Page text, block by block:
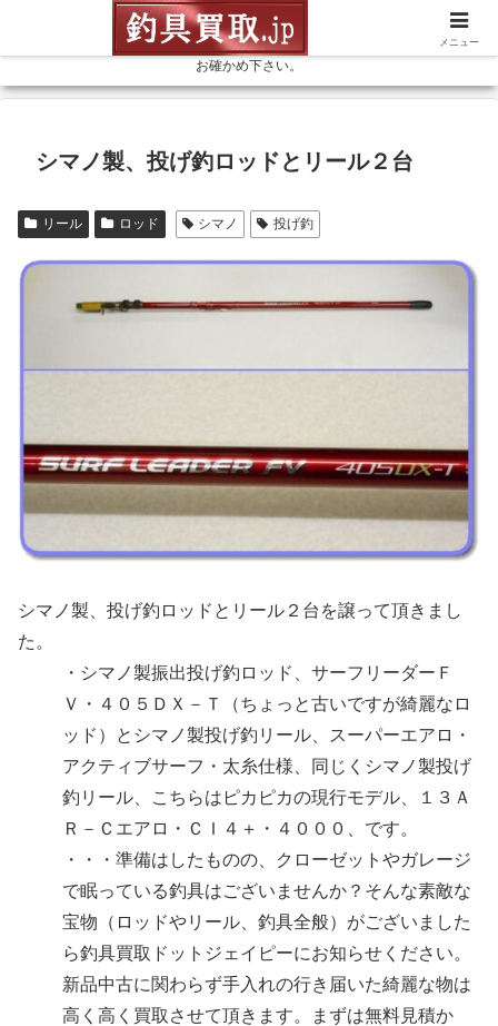
釣具を売るなら高価買取の釣具買取ドットジェイピーにお任せ下さい。リー
ル、ロッド等、釣具なら何でも、お見積（無料） 釣具専門店の買取金額を是非
お確かめ下さい。
シマノ製、投げ釣ロッドとリール２台
リール ロッド シマノ 投げ釣
シマノ製、投げ釣ロッドとリール２台を譲って頂きまし
た。
・シマノ製振出投げ釣ロッド、サーフリーダーＦ
Ｖ・４０５ＤＸ－Ｔ（ちょっと古いですが綺麗なロ
ッド）とシマノ製投げ釣リール、スーパーエアロ・
アクティブサーフ・太糸仕様、同じくシマノ製投げ
釣リール、こちらはピカピカの現行モデル、１３Ａ
Ｒ－Ｃエアロ・ＣＩ４＋・４０００、です。
・・・準備はしたものの、クローゼットやガレージ
で眠っている釣具はございませんか？そんな素敵な
宝物（ロッドやリール、釣具全般）がございました
ら釣具買取ドットジェイピーにお知らせください。
新品中古に関わらず手入れの行き届いた綺麗な物は
高く高く買取させて頂きます。まずは無料見積か
メニュー